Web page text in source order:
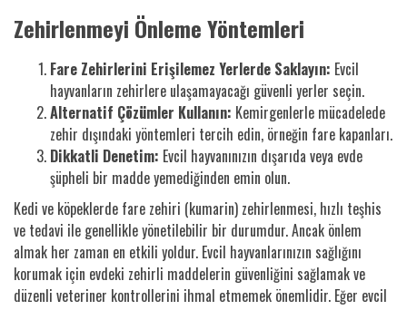
Zehirlenmeyi Önleme Yöntemleri
Fare Zehirlerini Erişilemez Yerlerde Saklayın: Evcil
hayvanların zehirlere ulaşamayacağı güvenli yerler seçin.
Alternatif Çözümler Kullanın: Kemirgenlerle mücadelede
zehir dışındaki yöntemleri tercih edin, örneğin fare kapanları.
Dikkatli Denetim: Evcil hayvanınızın dışarıda veya evde
şüpheli bir madde yemediğinden emin olun.
Kedi ve köpeklerde fare zehiri (kumarin) zehirlenmesi, hızlı teşhis
ve tedavi ile genellikle yönetilebilir bir durumdur. Ancak önlem
almak her zaman en etkili yoldur. Evcil hayvanlarınızın sağlığını
korumak için evdeki zehirli maddelerin güvenliğini sağlamak ve
düzenli veteriner kontrollerini ihmal etmemek önemlidir. Eğer evcil